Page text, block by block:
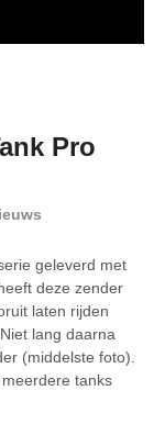
Pro
geleverd met
deze zender
laten rijden
lang daarna
(middelste foto).
tanks